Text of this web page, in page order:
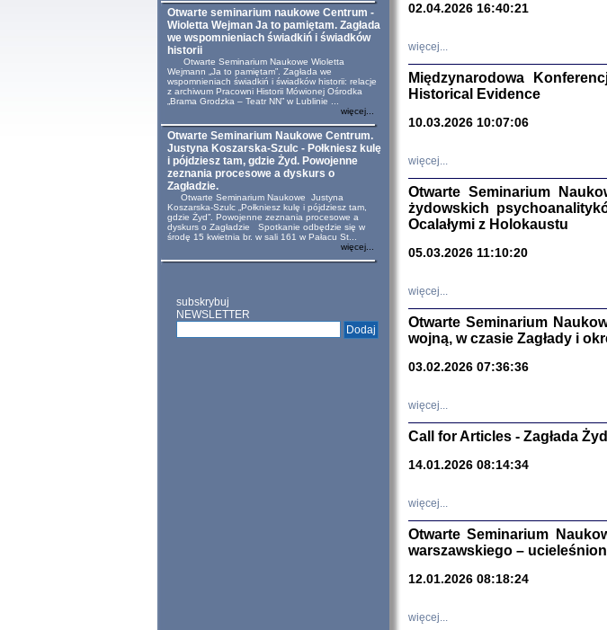
Otwarte seminarium naukowe Centrum -
Wioletta Wejman Ja to pamiętam. Zagłada
we wspomnieniach świadkiń i świadków
historii
Otwarte Seminarium Naukowe Wioletta
Wejmann „Ja to pamiętam”. Zagłada we
wspomnieniach świadkiń i świadków historii: relacje
z archiwum Pracowni Historii Mówionej Ośrodka
„Brama Grodzka – Teatr NN” w Lublinie ...
więcej...
Otwarte Seminarium Naukowe Centrum.
Justyna Koszarska-Szulc - Połkniesz kulę
i pójdziesz tam, gdzie Żyd. Powojenne
zeznania procesowe a dyskurs o
Zagładzie.
Otwarte Seminarium Naukowe Justyna
Koszarska-Szulc „Połkniesz kulę i pójdziesz tam,
gdzie Żyd”. Powojenne zeznania procesowe a
dyskurs o Zagładzie Spotkanie odbędzie się w
środę 15 kwietnia br. w sali 161 w Pałacu St...
więcej...
subskrybuj
NEWSLETTER
02.04.2026 16:40:21
więcej...
Międzynarodowa
Historical Evidence
10.03.2026 10:07:06
więcej...
Otwarte Seminarium
żydowskich
Ocalałymi z Holokaustu
05.03.2026 11:10:20
więcej...
Otwarte Seminarium
wojną, w czasie Zagłady i
03.02.2026 07:36:36
więcej...
Call for Articles - Zagłada
14.01.2026 08:14:34
więcej...
Otwarte Seminarium
warszawskiego –
12.01.2026 08:18:24
więcej...